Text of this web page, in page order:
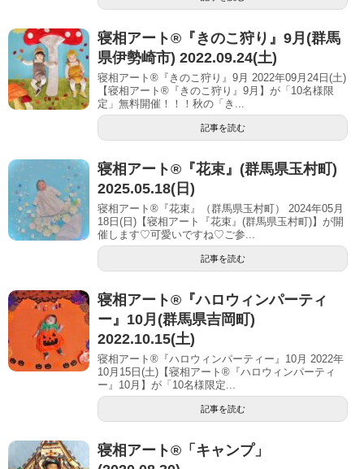
寝相アート®︎『きのこ狩り』9月(群馬
県伊勢崎市) 2022.09.24(土)
寝相アート®『きのこ狩り』9月 2022年09月24日(土)
【寝相アート®︎『きのこ狩り』9月】が「10名様限
定」無料開催！！！秋の「き...
記事を読む
寝相アート®︎『花束』(群馬県玉村町)
2025.05.18(日)
寝相アート®『花束』（群馬県玉村町） 2024年05月
18日(日)【寝相アート『花束』(群馬県玉村町)】が開
催します♡可愛いですね♡ご参...
記事を読む
寝相アート®︎『ハロウィンパーティ
ー』10月(群馬県吉岡町)
2022.10.15(土)
寝相アート®『ハロウィンパーティー』10月 2022年
10月15日(土)【寝相アート®︎『ハロウィンパーティ
ー』10月】が「10名様限定...
記事を読む
寝相アート®「キャンプ」